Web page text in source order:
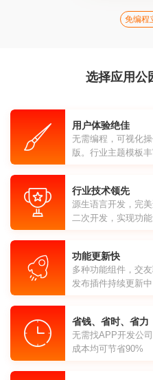
免编程
选择应用公
用户体验绝佳
无需编程，可视化
版。行业主题模板
行业技术领先
源生语言开发，完
二次开发，实现功
功能更新快
多种功能组件，交
发布插件持续更新中
省钱、省时、省力
无需找APP开发公
成本均可节省90%